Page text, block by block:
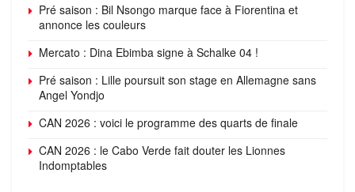
Pré saison : Bil Nsongo marque face à Fiorentina et
annonce les couleurs
Mercato : Dina Ebimba signe à Schalke 04 !
Pré saison : Lille poursuit son stage en Allemagne sans
Angel Yondjo
CAN 2026 : voici le programme des quarts de finale
CAN 2026 : le Cabo Verde fait douter les Lionnes
Indomptables